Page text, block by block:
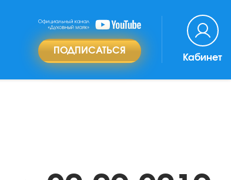
ПОДПИСАТЬСЯ
Кабинет